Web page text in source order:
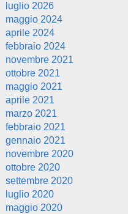
luglio 2026
maggio 2024
aprile 2024
febbraio 2024
novembre 2021
ottobre 2021
maggio 2021
aprile 2021
marzo 2021
febbraio 2021
gennaio 2021
novembre 2020
ottobre 2020
settembre 2020
luglio 2020
maggio 2020